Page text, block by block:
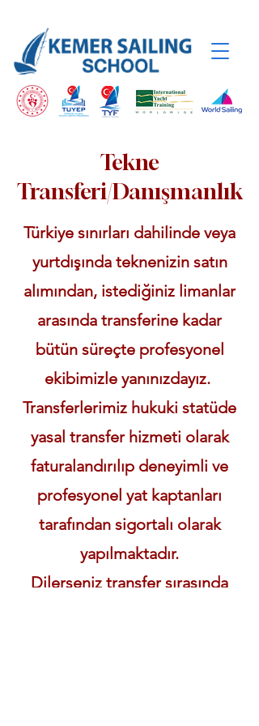
Tekne
Transferi/Danışmanlık
Türkiye sınırları dahilinde veya
yurtdışında teknenizin satın
alımından, istediğiniz limanlar
arasında transferine kadar
bütün süreçte profesyonel
ekibimizle yanınızdayız.
Transferlerimiz hukuki statüde
yasal transfer hizmeti olarak
faturalandırılıp deneyimli ve
profesyonel yat kaptanları
tarafından sigortalı olarak
yapılmaktadır.
Dilerseniz transfer sırasında